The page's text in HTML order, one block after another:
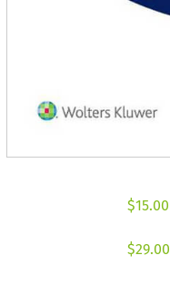
$15.00
$29.00